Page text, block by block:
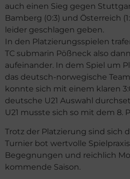
auch einen Sieg gegen
Bamberg (0:3) und Österreich
leider geschlagen geben.
In den Platzierungsspielen
TC submarin Pößneck also
aufeinander. In dem Spiel um
das deutsch-norwegische
konnte sich mit einem klaren
deutsche U21 Auswahl
U21 musste sich so mit dem 8.
Trotz der Platzierung sind sich
Turnier bot wertvolle
Begegnungen und reichlich
kommende Saison.